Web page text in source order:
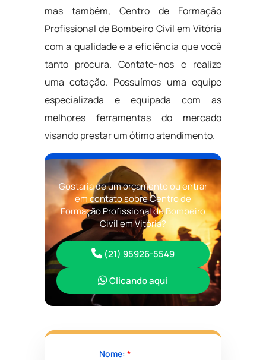
mas também, Centro de Formação
Profissional de Bombeiro Civil em Vitória
com a qualidade e a eficiência que você
tanto procura. Contate-nos e realize
uma cotação. Possuímos uma equipe
especializada e equipada com as
melhores ferramentas do mercado
visando prestar um ótimo atendimento.
Gostaria de um orçamento ou entrar
em contato sobre Centro de
Formação Profissional de Bombeiro
Civil em Vitória?
(21) 95926-5549
Clicando aqui
Nome: *